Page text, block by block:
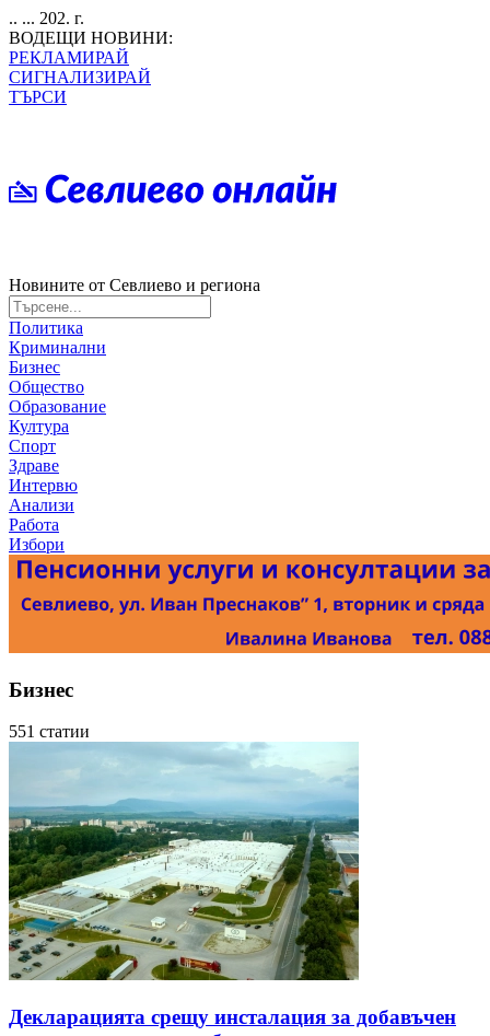
.. ... 202. г.
ВОДЕЩИ НОВИНИ:
РЕКЛАМИРАЙ
СИГНАЛИЗИРАЙ
ТЪРСИ
Новините от Севлиево и региона
Политика
Криминални
Бизнес
Общество
Образование
Култура
Спорт
Здраве
Интервю
Анализи
Работа
Избори
Бизнес
551 статии
Декларацията срещу инсталация за добавъчен